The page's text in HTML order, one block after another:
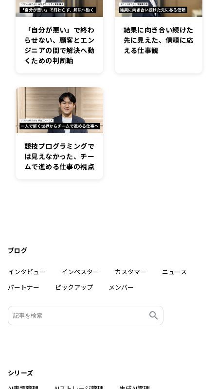
「自分が悪い」で終わ
らせない、顧客とエン
ジニアの間で解決へ動
くための判断軸
結果に向き合い続けた
先に見えた、信頼に応
える仕事観
競技プログラミングで
は見えなかった、チー
ムで進める仕事の視点
ブログ
インタビュー インベスター カスタマー
ニュース
パートナー
ピックアップ メンバー
シリーズ